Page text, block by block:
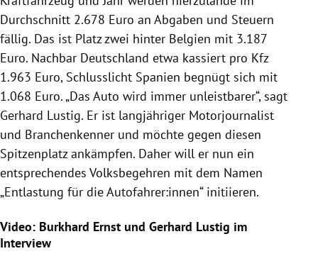
Durchschnitt 2.678 Euro an Abgaben und Steuern
fällig. Das ist Platz zwei hinter Belgien mit 3.187
Euro. Nachbar Deutschland etwa kassiert pro Kfz
1.963 Euro, Schlusslicht Spanien begnügt sich mit
1.068 Euro. „Das Auto wird immer unleistbarer“, sagt
Gerhard Lustig. Er ist langjähriger Motorjournalist
und Branchenkenner und möchte gegen diesen
Spitzenplatz ankämpfen. Daher will er nun ein
entsprechendes Volksbegehren mit dem Namen
„Entlastung für die Autofahrer:innen“ initiieren.
Video: Burkhard Ernst und Gerhard Lustig im
Interview